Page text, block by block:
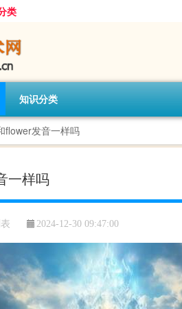
类
知识分类
flower发音一样吗
一样吗
2024-12-30 09:47:00